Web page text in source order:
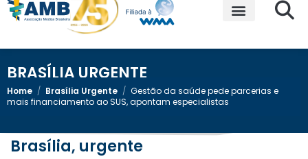
BRASÍLIA URGENTE
Home / Brasília Urgente / Gestão da saúde pede parcerias e
mais financiamento ao SUS, apontam especialistas
Brasília, urgente